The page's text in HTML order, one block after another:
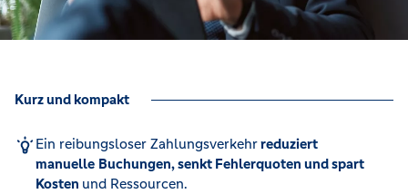
Kurz und kompakt
Ein reibungsloser Zahlungsverkehrreduziert
manuelle Buchungen, senkt Fehlerquoten und spart
Kosten und Ressourcen.